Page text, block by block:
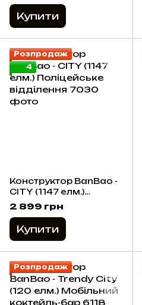
Купити
Розпродаж
4
Конструктор BanBao -
CITY (1147 елм.)
Поліцейське
відділення
2 899 грн
Купити
Розпродаж